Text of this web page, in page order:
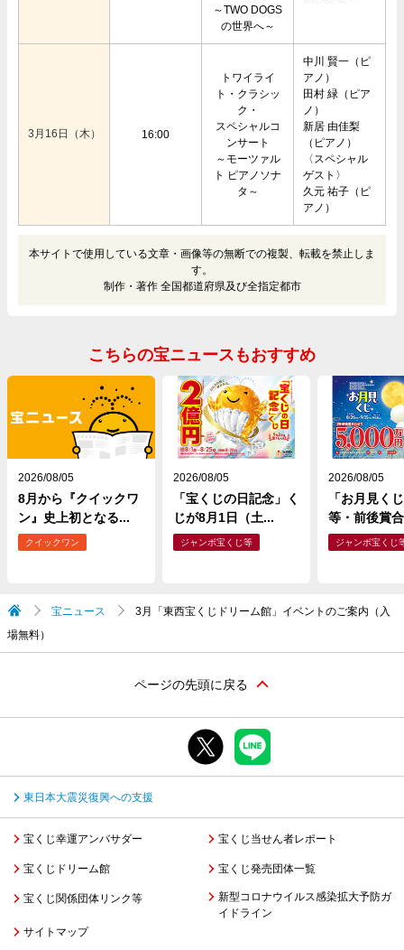
～TWO DOGS
の世界へ～
3月16日（木） 16:00
トワイライ
ト・クラシッ
ク・
スペシャルコ
ンサート
～モーツァル
ト ピアノソナ
タ～
中川 賢一（ピ
アノ）
田村 緑（ピア
ノ）
新居 由佳梨
（ピアノ）
〈スペシャル
ゲスト〉
久元 祐子（ピ
アノ）
本サイトで使用している文章・画像等の無断での複製、転載を禁止しま
す。
制作・著作 全国都道府県及び全指定都市
こちらの宝ニュースもおすすめ
2026/08/05
8月から『クイックワ
ン』史上初となる...
クイックワン
2026/08/05
「宝くじの日記念」く
じが8月1日（土...
ジャンボ宝くじ等
2026/08/05
「お月見く
等・前後賞
ジャンボ宝くじ
宝ニュース
3月「東西宝くじドリーム館」イベントのご案内（入
場無料）
ページの先頭に戻る
東日本大震災復興への支援
宝くじ幸運アンバサダー 宝くじ当せん者レポート
宝くじドリーム館 宝くじ発売団体一覧
宝くじ関係団体リンク等
新型コロナウイルス感染拡大予防ガ
イドライン
サイトマップ